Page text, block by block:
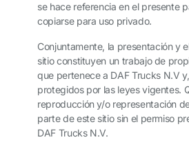
se hace referencia en el presente
copiarse para uso privado.
Conjuntamente, la presentación y
sitio constituyen un trabajo de
que pertenece a DAF Trucks N.V
protegidos por las leyes vigentes.
reproducción y/o representación
parte de este sitio sin el permiso
DAF Trucks N.V.